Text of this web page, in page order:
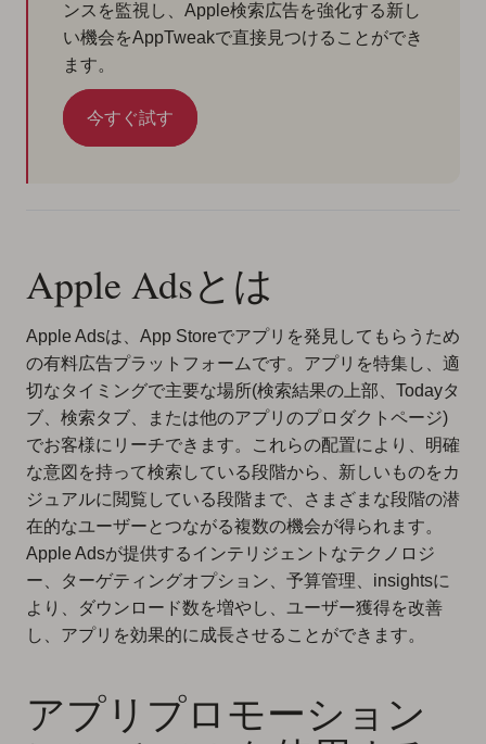
ンスを監視し、Apple検索広告を強化する新し
い機会をAppTweakで直接見つけることができ
ます。
今すぐ試す
Apple Adsとは
Apple Adsは、App Storeでアプリを発見してもらうため
の有料広告プラットフォームです。アプリを特集し、適
切なタイミングで主要な場所(検索結果の上部、Todayタ
ブ、検索タブ、または他のアプリのプロダクトページ)
でお客様にリーチできます。これらの配置により、明確
な意図を持って検索している段階から、新しいものをカ
ジュアルに閲覧している段階まで、さまざまな段階の潜
在的なユーザーとつながる複数の機会が得られます。
Apple Adsが提供するインテリジェントなテクノロジ
ー、ターゲティングオプション、予算管理、insightsに
より、ダウンロード数を増やし、ユーザー獲得を改善
し、アプリを効果的に成長させることができます。
アプリプロモーション